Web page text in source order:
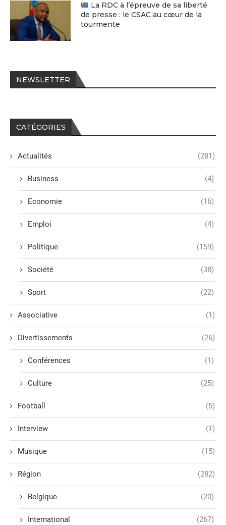
La RDC à l’épreuve de sa liberté
de presse : le CSAC au cœur de la
tourmente
NEWSLETTER
CATÉGORIES
Actualités (281)
Business (4)
Economie (16)
Emploi (4)
Politique (159)
Société (38)
Sport (22)
Associative (1)
Divertissements (26)
Conférences (1)
Culture (25)
Football (5)
Interview (1)
Musique (15)
Région (282)
Belgique (20)
International (267)